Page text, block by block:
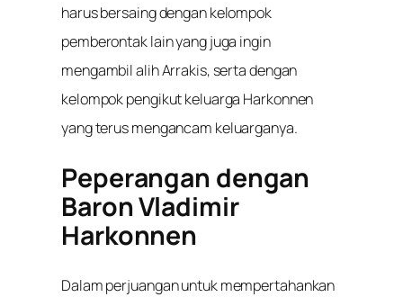
harus bersaing dengan kelompok
pemberontak lain yang juga ingin
mengambil alih Arrakis, serta dengan
kelompok pengikut keluarga Harkonnen
yang terus mengancam keluarganya.
Peperangan dengan
Baron Vladimir
Harkonnen
Dalam perjuangan untuk mempertahankan